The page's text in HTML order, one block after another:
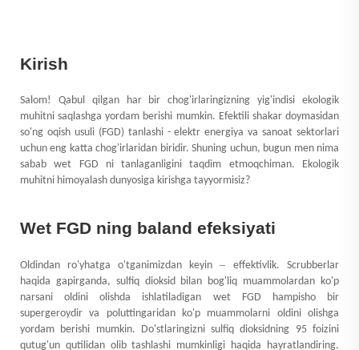
Kirish
Salom! Qabul qilgan har bir chog'irlaringizning yig'indisi ekologik
muhitni saqlashga yordam berishi mumkin. Efektili shakar doymasidan
so'ng oqish usuli (FGD) tanlashi - elektr energiya va sanoat sektorlari
uchun eng katta chog'irlaridan biridir. Shuning uchun, bugun men nima
sabab wet FGD ni tanlaganligini taqdim etmoqchiman. Ekologik
muhitni himoyalash dunyosiga kirishga tayyormisiz?
Wet FGD ning baland efeksiyati
Oldindan ro'yhatga o'tganimizdan keyin – effektivlik. Scrubberlar
haqida gapirganda, sulfiq dioksid bilan bog'liq muammolardan ko'p
narsani oldini olishda ishlatiladigan wet FGD hampisho bir
supergeroydir va poluttingaridan ko'p muammolarni oldini olishga
yordam berishi mumkin. Do'stlaringizni sulfiq dioksidning 95 foizini
qutug'un qutilidan olib tashlashi mumkinligi haqida hayratlandiring.